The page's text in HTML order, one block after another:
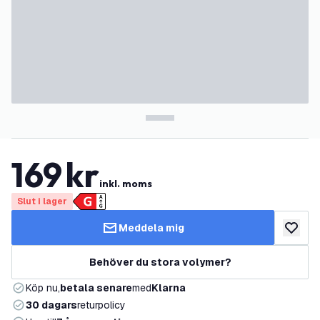
169krinkl. moms
Slut i lager
Meddela mig lägg
Behöver du stora volymer?
Köp nu,betala senaremedKlarna
30 dagarsreturpolicy